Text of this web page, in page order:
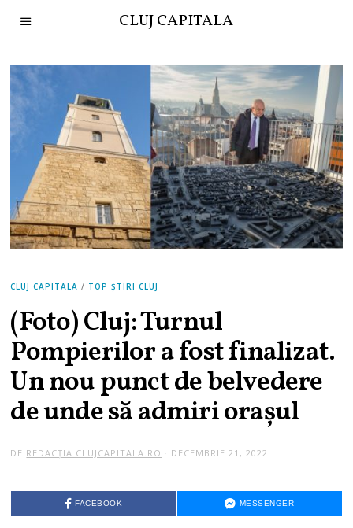
CLUJ CAPITALA
CLUJ CAPITALA / TOP ȘTIRI CLUJ
(Foto) Cluj: Turnul
Pompierilor a fost finalizat.
Un nou punct de belvedere
de unde să admiri orașul
DE REDACȚIA CLUJCAPITALA.RO DECEMBRIE 21, 2022
FACEBOOK MESSENGER